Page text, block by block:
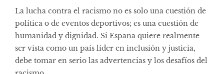
La lucha contra el racismo no es solo una cuestión de
política o de eventos deportivos; es una cuestión de
humanidad y dignidad. Si España quiere realmente
ser vista como un país líder en inclusión y justicia,
debe tomar en serio las advertencias y los desafíos del